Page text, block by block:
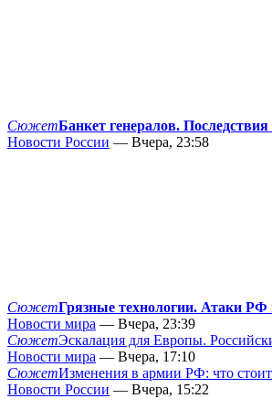
СюжетБанкет генералов.
Новости России — Вчера, 23:58
СюжетГрязные технологии. Атаки
Новости мира — Вчера, 23:39
СюжетЭскалация для Европы.
Новости мира — Вчера, 17:10
СюжетИзменения в армии РФ: что
Новости России — Вчера, 15:22